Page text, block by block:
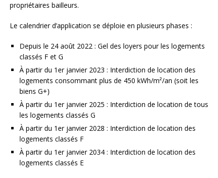
propriétaires bailleurs.
Le calendrier d’application se déploie en plusieurs phases :
Depuis le 24 août 2022 : Gel des loyers pour les logements
classés F et G
À partir du 1er janvier 2023 : Interdiction de location des
logements consommant plus de 450 kWh/m²/an (soit les
biens G+)
À partir du 1er janvier 2025 : Interdiction de location de tous
les logements classés G
À partir du 1er janvier 2028 : Interdiction de location des
logements classés F
À partir du 1er janvier 2034 : Interdiction de location des
logements classés E